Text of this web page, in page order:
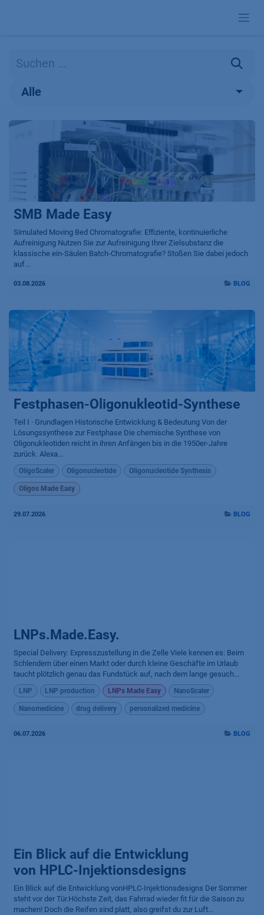
Alle
SMB Made Easy
Simulated Moving Bed Chromatografie: Effiziente, kontinuierliche
Aufreinigung Nutzen Sie zur Aufreinigung Ihrer Zielsubstanz die
klassische ein-Säulen Batch-Chromatografie? Stoßen Sie dabei jedoch
auf...
03.08.2026 BLOG
Festphasen-Oligonukleotid-Synthese
Teil I · Grundlagen Historische Entwicklung & Bedeutung Von der
Lösungssynthese zur Festphase Die chemische Synthese von
Oligonukleotiden reicht in ihren Anfängen bis in die 1950er-Jahre
zurück. Alexa...
OligoScaler Oligonucleotide Oligonucleotide Synthesis
Oligos Made Easy
29.07.2026 BLOG
LNPs.Made.Easy.
Special Delivery: Expresszustellung in die Zelle Viele kennen es: Beim
Schlendern über einen Markt oder durch kleine Geschäfte im Urlaub
taucht plötzlich genau das Fundstück auf, nach dem lange gesuch...
LNP LNP production LNPs Made Easy NanoScaler
Nanomedicine drug delivery personalized medicine
06.07.2026 BLOG
Ein Blick auf die Entwicklung
von HPLC-Injektionsdesigns
Ein Blick auf die Entwicklung vonHPLC-Injektionsdesigns Der Sommer
steht vor der Tür.Höchste Zeit, das Fahrrad wieder fit für die Saison zu
machen! Doch die Reifen sind platt, also greifst du zur Luft...